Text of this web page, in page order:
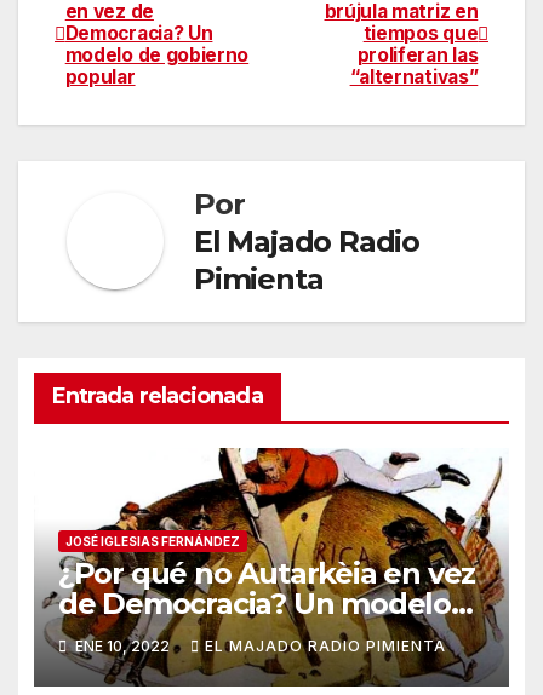
de
entradas
brújula matriz en
tiempos que
proliferan las
“alternativas”
en vez de
Democracia? Un
modelo de gobierno
popular
Por
El Majado Radio
Pimienta
Entrada relacionada
JOSÉ IGLESIAS FERNÁNDEZ
¿Por qué no Autarkèia en vez
de Democracia? Un modelo
de gobierno popular
ENE 10, 2022 EL MAJADO RADIO PIMIENTA